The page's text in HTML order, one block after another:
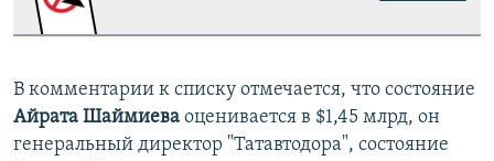
В комментарии к списку отмечается, что состояние
Айрата Шаймиева оценивается в $1,45 млрд, он
генеральный директор "Татавтодора", состояние